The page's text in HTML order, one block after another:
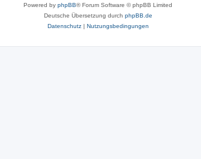
Powered by phpBB® Forum Software © phpBB Limited
Deutsche Übersetzung durch phpBB.de
Datenschutz| Nutzungsbedingungen